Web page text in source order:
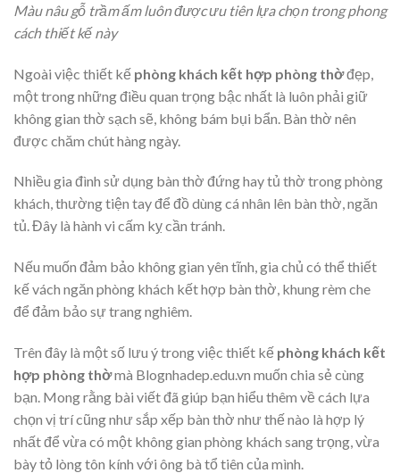
Màu nâu gỗ trầm ấm luôn được ưu tiên lựa chọn trong phong
cách thiết kế này
Ngoài việc thiết kế phòng khách kết hợp phòng thờđẹp,
một trong những điều quan trọng bậc nhất là luôn phải giữ
không gian thờ sạch sẽ, không bám bụi bẩn. Bàn thờ nên
được chăm chút hàng ngày.
Nhiều gia đình sử dụng bàn thờ đứng hay tủ thờ trong phòng
khách, thường tiện tay để đồ dùng cá nhân lên bàn thờ, ngăn
tủ. Đây là hành vi cấm kỵ cần tránh.
Nếu muốn đảm bảo không gian yên tĩnh, gia chủ có thể thiết
kế vách ngăn phòng khách kết hợp bàn thờ, khung rèm che
để đảm bảo sự trang nghiêm.
Trên đây là một số lưu ý trong việc thiết kế phòng khách kết
hợp phòng thờmà Blognhadep.edu.vn muốn chia sẻ cùng
bạn. Mong rằng bài viết đã giúp bạn hiểu thêm về cách lựa
chọn vị trí cũng như sắp xếp bàn thờ như thế nào là hợp lý
nhất để vừa có một không gian phòng khách sang trọng, vừa
bày tỏ lòng tôn kính với ông bà tổ tiên của mình.